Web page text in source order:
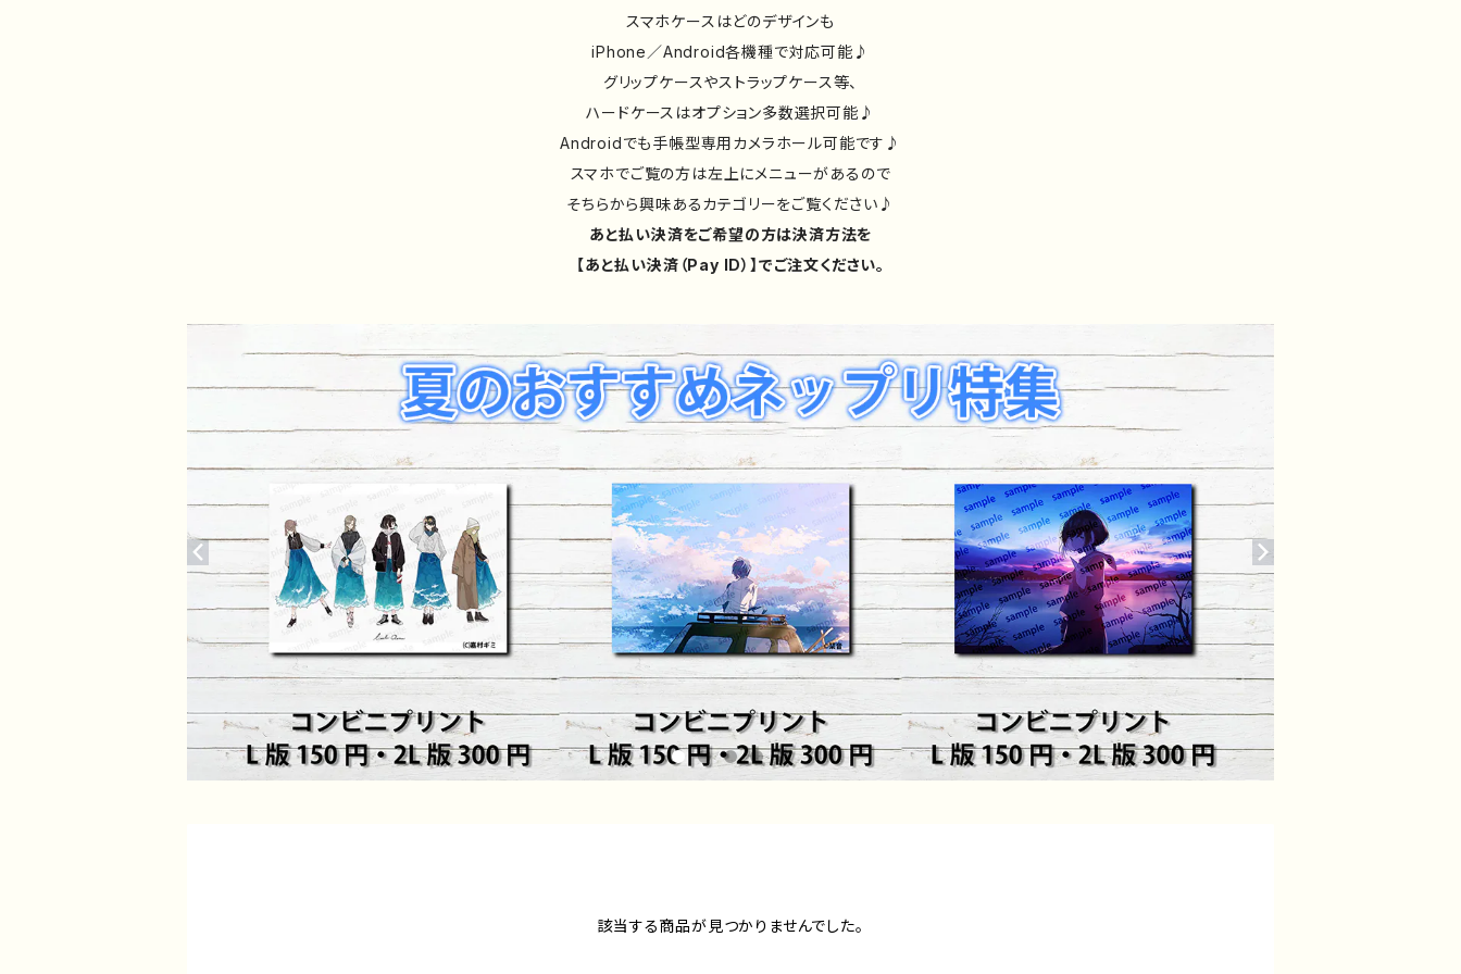
スマホケースはどのデザインも
iPhone／Android各機種で対応可能♪
グリップケースやストラップケース等、
ハードケースはオプション多数選択可能♪
Androidでも手帳型専用カメラホール可能です♪
スマホでご覧の方は左上にメニューがあるので
そちらから興味あるカテゴリーをご覧ください♪
あと払い決済をご希望の方は決済方法を
【あと払い決済（Pay ID）】でご注文ください。
該当する商品が見つかりませんでした。